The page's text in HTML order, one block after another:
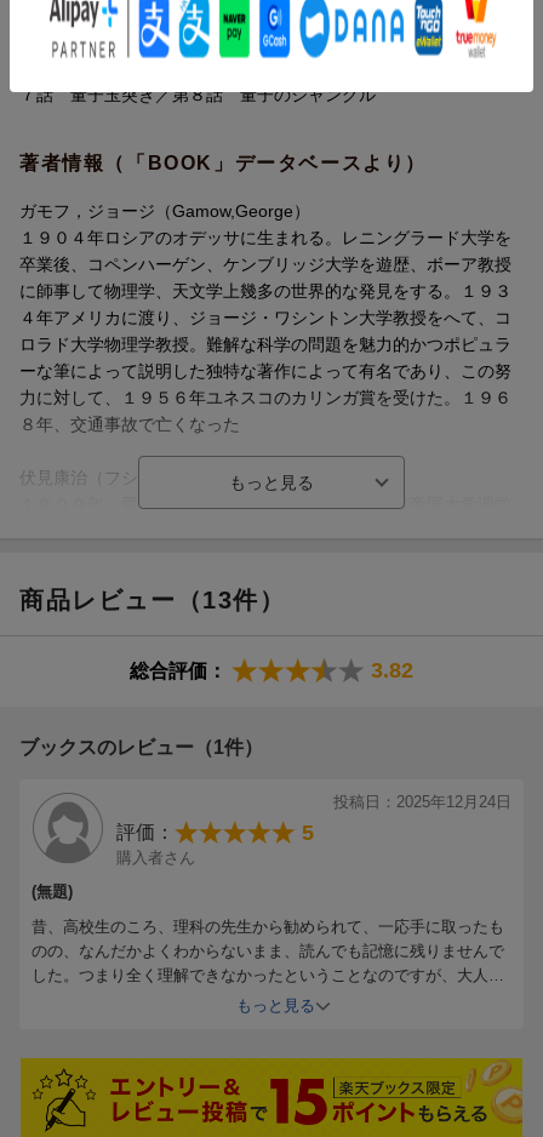
第１話 のろい町／第２話 相対性理論に関する教授の講演／第
３話 休息の１日／第４話 空間の湾曲、重力および宇宙に関す
７話 量子玉突き／第８話 量子のジャングル
著者情報（「BOOK」データベースより）
ガモフ，ジョージ（Gamow,George）
１９０４年ロシアのオデッサに生まれる。レニングラード大学を
卒業後、コペンハーゲン、ケンブリッジ大学を遊歴、ボーア教授
に師事して物理学、天文学上幾多の世界的な発見をする。１９３
４年アメリカに渡り、ジョージ・ワシントン大学教授をへて、コ
ロラド大学物理学教授。難解な科学の問題を魅力的かつポピュラ
ーな筆によって説明した独特な著作によって有名であり、この努
力に対して、１９５６年ユネスコのカリンガ賞を受けた。１９６
８年、交通事故で亡くなった
伏見康治（フシミコウジ）
１９０９年、愛知県に生まれる。１９３３年、東京帝国大学理学
大学名誉教授。２００８年歿（本データはこの書籍が刊行された
当時に掲載されていたものです）
商品レビュー（13件）
総合評価： 3.82
ブックスのレビュー（1件）
投稿日：2025年12月24日
評価： 5
購入者さん
(無題)
昔、高校生のころ、理科の先生から勧められて、一応手に取ったも
のの、なんだかよくわからないまま、読んでも記憶に残りませんで
した。つまり全く理解できなかったということなのですが、大人に
なって、最近もう一度、今度はしっかり読んで、なるべく理解して
「面白い」と思えました。
これから何回も読み直して、自分の大事な一冊にしたいです。
名著というのはこういうものなのだな、と思います。
もっと見る